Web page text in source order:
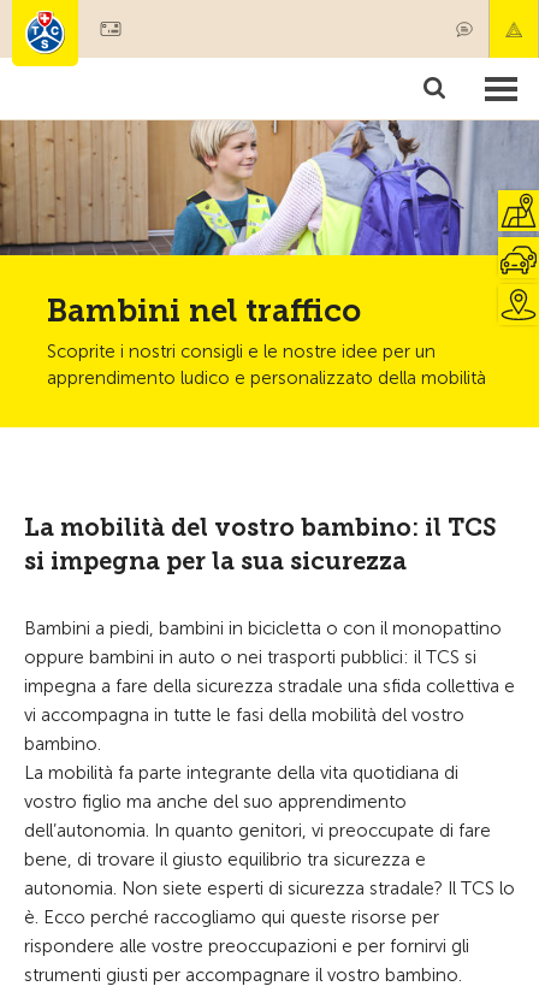
Societariato & prestazioni
Test, sicurezza & salute
Bambini nel traffico
Scoprite i nostri consigli e le nostre idee per un
apprendimento ludico e personalizzato della mobilità
La mobilità del vostro bambino: il TCS
si impegna per la sua sicurezza
Bambini a piedi, bambini in bicicletta o con il monopattino
oppure bambini in auto o nei trasporti pubblici: il TCS si
impegna a fare della sicurezza stradale una sfida collettiva e
vi accompagna in tutte le fasi della mobilità del vostro
bambino.
La mobilità fa parte integrante della vita quotidiana di
vostro figlio ma anche del suo apprendimento
dell’autonomia. In quanto genitori, vi preoccupate di fare
bene, di trovare il giusto equilibrio tra sicurezza e
autonomia. Non siete esperti di sicurezza stradale? Il TCS lo
è. Ecco perché raccogliamo qui queste risorse per
rispondere alle vostre preoccupazioni e per fornirvi gli
strumenti giusti per accompagnare il vostro bambino.